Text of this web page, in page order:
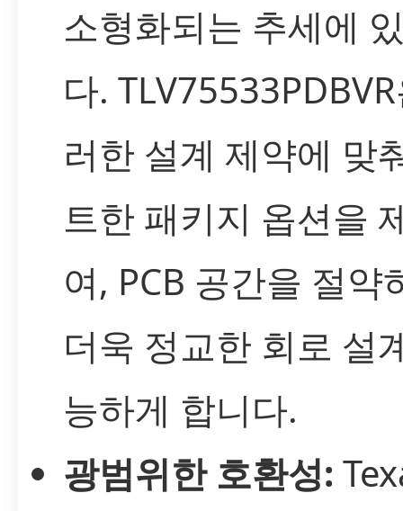
소형화되는 추세에
다.
러한 설계 제약에 맞
트한 패키지 옵션을
여, PCB 공간을 절약
더욱 정교한 회로 설
능하게 합니다.
광범위한 호환성: